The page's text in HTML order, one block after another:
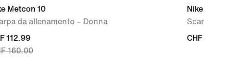
Metcon 10
da allenamento – Donna
112.99
160.00
Nike Force
Scarpa –
CHF
CHF 80.00